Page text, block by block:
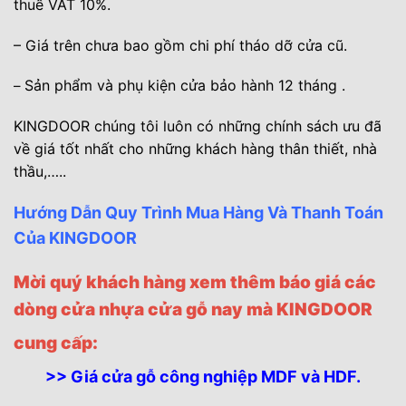
thuế VAT 10%.
– Giá trên chưa bao gồm chi phí tháo dỡ cửa cũ.
– Sản phẩm và phụ kiện cửa bảo hành 12 tháng .
KINGDOOR chúng tôi luôn có những chính sách ưu đã
về giá tốt nhất cho những khách hàng thân thiết, nhà
thầu,…..
Hướng Dẫn Quy Trình Mua Hàng Và Thanh Toán
Của KINGDOOR
Mời quý khách hàng xem thêm báo giá các
dòngcửa nhựa cửa gỗ nay mà KINGDOOR
cung cấp:
>> Giá cửa gỗ công nghiệp MDF và HDF.